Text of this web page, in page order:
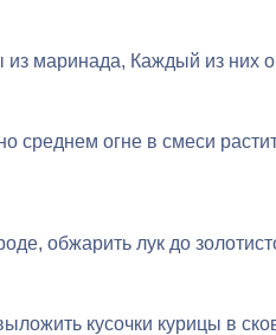
из маринада, Каждый из них
огне в смеси
обжарить лук до
кусочки курицы в